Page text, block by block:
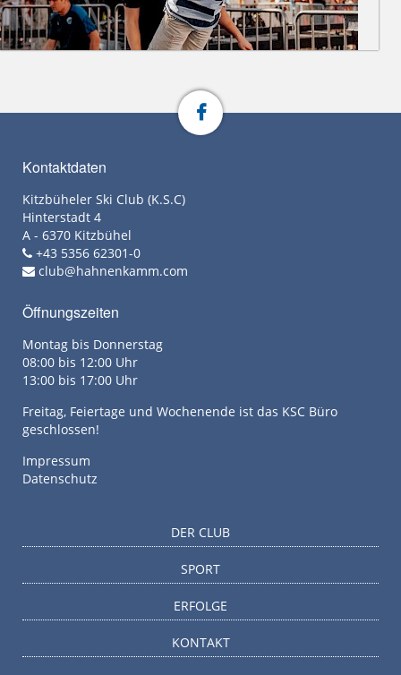
Kontaktdaten
Kitzbüheler Ski Club (K.S.C)
Hinterstadt 4
A - 6370 Kitzbühel
+43 5356 62301-0
club@hahnenkamm.com
Öffnungszeiten
Montag bis Donnerstag
08:00 bis 12:00 Uhr
13:00 bis 17:00 Uhr
Freitag, Feiertage und Wochenende ist das KSC Büro
geschlossen!
Impressum
Datenschutz
DER CLUB
SPORT
ERFOLGE
KONTAKT